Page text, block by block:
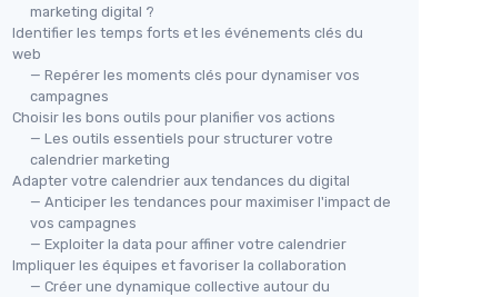
marketing digital ?
Identifier les temps forts et les événements clés du
web
— Repérer les moments clés pour dynamiser vos
campagnes
Choisir les bons outils pour planifier vos actions
— Les outils essentiels pour structurer votre
calendrier marketing
Adapter votre calendrier aux tendances du digital
— Anticiper les tendances pour maximiser l'impact de
vos campagnes
— Exploiter la data pour affiner votre calendrier
Impliquer les équipes et favoriser la collaboration
— Créer une dynamique collective autour du